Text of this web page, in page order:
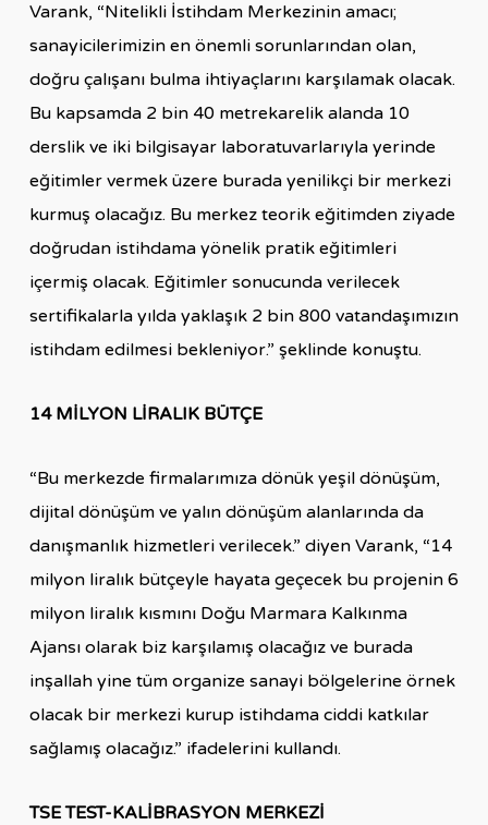
Varank, “Nitelikli İstihdam Merkezinin amacı;
sanayicilerimizin en önemli sorunlarından olan,
doğru çalışanı bulma ihtiyaçlarını karşılamak olacak.
Bu kapsamda 2 bin 40 metrekarelik alanda 10
derslik ve iki bilgisayar laboratuvarlarıyla yerinde
eğitimler vermek üzere burada yenilikçi bir merkezi
kurmuş olacağız. Bu merkez teorik eğitimden ziyade
doğrudan istihdama yönelik pratik eğitimleri
içermiş olacak. Eğitimler sonucunda verilecek
sertifikalarla yılda yaklaşık 2 bin 800 vatandaşımızın
istihdam edilmesi bekleniyor.” şeklinde konuştu.
14 MİLYON LİRALIK BÜTÇE
“Bu merkezde firmalarımıza dönük yeşil dönüşüm,
dijital dönüşüm ve yalın dönüşüm alanlarında da
danışmanlık hizmetleri verilecek.” diyen Varank, “14
milyon liralık bütçeyle hayata geçecek bu projenin 6
milyon liralık kısmını Doğu Marmara Kalkınma
Ajansı olarak biz karşılamış olacağız ve burada
inşallah yine tüm organize sanayi bölgelerine örnek
olacak bir merkezi kurup istihdama ciddi katkılar
sağlamış olacağız.” ifadelerini kullandı.
TSE TEST-KALİBRASYON MERKEZİ